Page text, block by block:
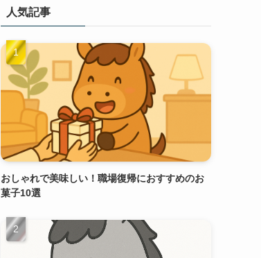
人気記事
おしゃれで美味しい！職場復帰におすすめのお
菓子10選